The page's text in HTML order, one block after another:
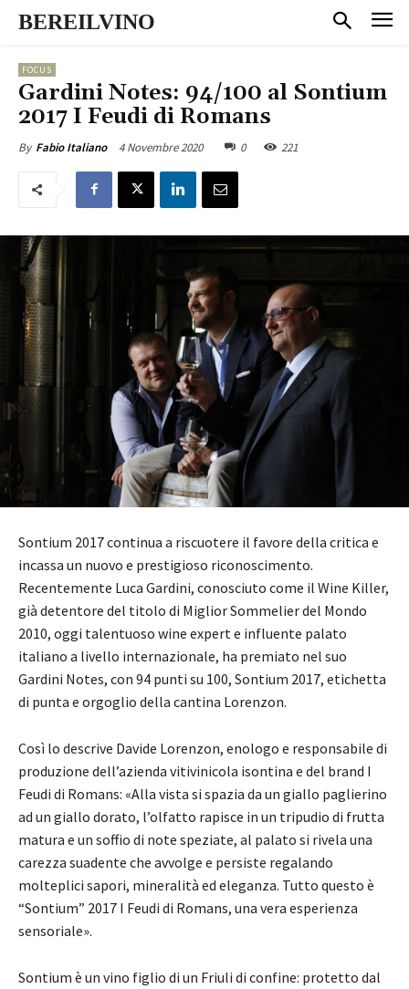
BEREILVINO
FOCUS
Gardini Notes: 94/100 al Sontium
2017 I Feudi di Romans
By Fabio Italiano 4 Novembre 2020 0 221
Sontium 2017 continua a riscuotere il favore della critica e
incassa un nuovo e prestigioso riconoscimento.
Recentemente Luca Gardini, conosciuto come il Wine Killer,
già detentore del titolo di Miglior Sommelier del Mondo
2010, oggi talentuoso wine expert e influente palato
italiano a livello internazionale, ha premiato nel suo
Gardini Notes, con 94 punti su 100, Sontium 2017, etichetta
di punta e orgoglio della cantina Lorenzon.
Così lo descrive Davide Lorenzon, enologo e responsabile di
produzione dell’azienda vitivinicola isontina e del brand I
Feudi di Romans: «Alla vista si spazia da un giallo paglierino
ad un giallo dorato, l’olfatto rapisce in un tripudio di frutta
matura e un soffio di note speziate, al palato si rivela una
carezza suadente che avvolge e persiste regalando
molteplici sapori, mineralità ed eleganza. Tutto questo è
“Sontium” 2017 I Feudi di Romans, una vera esperienza
sensoriale».
Sontium è un vino figlio di un Friuli di confine: protetto dal